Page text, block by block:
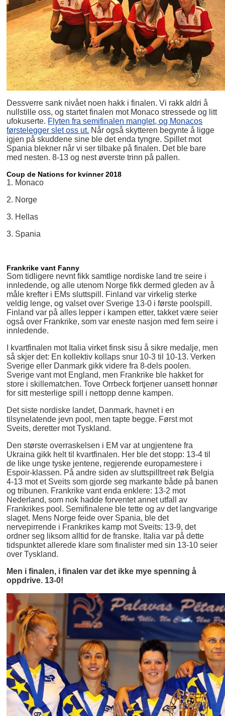
Dessverre sank nivået noen hakk i finalen. Vi rakk aldri å
nullstille oss, og startet finalen mot Monaco stressede og litt
ufokuserte. Flyten fra semifinalen manglet, og Monacos
førstelegger slet oss ut. Når også skytteren begynte å ligge
igjen på skuddene sine ble det enda tyngre. Spillet mot
Spania blekner når vi ser tilbake på finalen. Det ble bare
med nesten. 8-13 og nest øverste trinn på pallen.
Coup de Nations for kvinner 2018
1. Monaco
2. Norge
3. Hellas
3. Spania
Frankrike vant Fanny
Som tidligere nevnt fikk samtlige nordiske land tre seire i
innledende, og alle utenom Norge fikk dermed gleden av å
måle krefter i EMs sluttspill. Finland var virkelig sterke
veldig lenge, og valset over Sverige 13-0 i første poolspill.
Finland var på alles lepper i kampen etter, takket være seier
også over Frankrike, som var eneste nasjon med fem seire i
innledende.
I kvartfinalen mot Italia virket finsk sisu å sikre medalje, men
så skjer det: En kollektiv kollaps snur 10-3 til 10-13. Verken
Sverige eller Danmark gikk videre fra 8-dels poolen.
Sverige vant mot England, men Frankrike ble hakket for
store i skillematchen. Tove Orrbeck fortjener uansett honnør
for sitt mesterlige spill i nettopp denne kampen.
Det siste nordiske landet, Danmark, havnet i en
tilsynelatende jevn pool, men tapte begge. Først mot
Sveits, deretter mot Tyskland.
Den største overraskelsen i EM var at ungjentene fra
Ukraina gikk helt til kvartfinalen. Her ble det stopp: 13-4 til
de like unge tyske jentene, regjerende europamestere i
Espoir-klassen. På andre siden av sluttspilltreet røk Belgia
4-13 mot et Sveits som gjorde seg markante både på banen
og tribunen. Frankrike vant enda enklere: 13-2 mot
Nederland, som nok hadde forventet annet utfall av
Frankrikes pool. Semifinalene ble tette og av det langvarige
slaget. Mens Norge feide over Spania, ble det
nervepirrende i Frankrikes kamp mot Sveits: 13-9, det
ordner seg liksom alltid for de franske. Italia var på dette
tidspunktet allerede klare som finalister med sin 13-10 seier
over Tyskland.
Men i finalen, i finalen var det ikke mye spenning å
oppdrive. 13-0!